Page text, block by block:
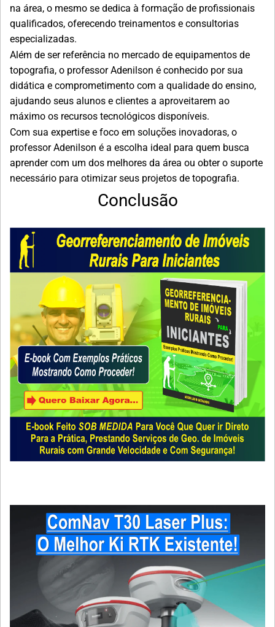
na área, o mesmo se dedica à formação de profissionais
qualificados, oferecendo treinamentos e consultorias
especializadas.
Além de ser referência no mercado de equipamentos de
topografia, o professor Adenilson é conhecido por sua
didática e comprometimento com a qualidade do ensino,
ajudando seus alunos e clientes a aproveitarem ao
máximo os recursos tecnológicos disponíveis.
Com sua expertise e foco em soluções inovadoras, o
professor Adenilson é a escolha ideal para quem busca
aprender com um dos melhores da área ou obter o suporte
necessário para otimizar seus projetos de topografia.
Conclusão